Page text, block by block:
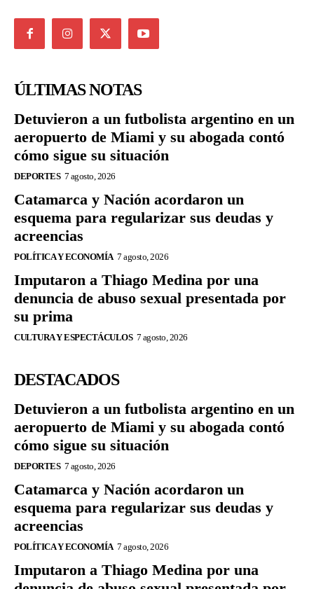
ÚLTIMAS NOTAS
Detuvieron a un futbolista argentino en un
aeropuerto de Miami y su abogada contó
cómo sigue su situación
DEPORTES 7 agosto, 2026
Catamarca y Nación acordaron un
esquema para regularizar sus deudas y
acreencias
POLÍTICA Y ECONOMÍA 7 agosto, 2026
Imputaron a Thiago Medina por una
denuncia de abuso sexual presentada por
su prima
CULTURA Y ESPECTÁCULOS 7 agosto, 2026
DESTACADOS
Detuvieron a un futbolista argentino en un
aeropuerto de Miami y su abogada contó
cómo sigue su situación
DEPORTES 7 agosto, 2026
Catamarca y Nación acordaron un
esquema para regularizar sus deudas y
acreencias
POLÍTICA Y ECONOMÍA 7 agosto, 2026
Imputaron a Thiago Medina por una